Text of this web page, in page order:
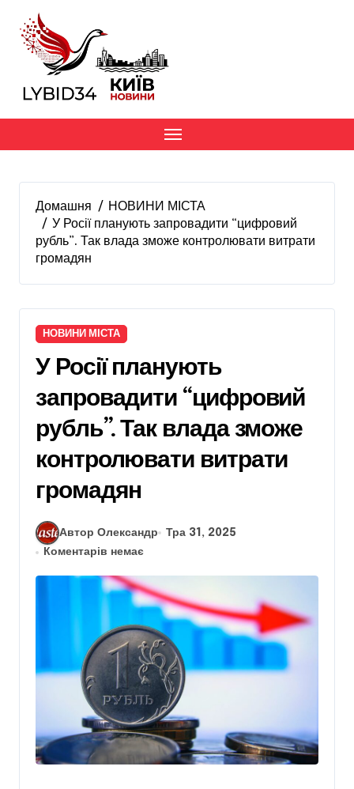
вмісту
Домашня
НОВИНИ МІСТА
У Росії планують запровадити “цифровий
рубль”. Так влада зможе контролювати витрати
громадян
НОВИНИ МІСТА
У Росії планують
запровадити “цифровий
рубль”. Так влада зможе
контролювати витрати
громадян
Автор Олександр
Тра 31, 2025
Коментарів немає